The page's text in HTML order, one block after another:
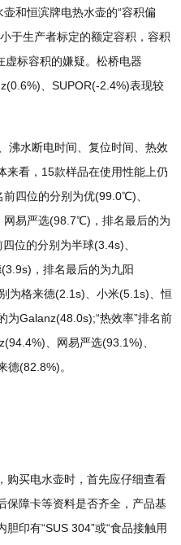
和恒滨牌电热水壶的“容积偏
于生产者标定的额定容积，容积
标容积的嫌疑。松桥电器
、SUPOR(-2.4%)表现较
水断电时间、复位时间、热效
来看，15款样品在使用性能上仍
前四位的分别为优(99.0℃)、
易严选(98.7℃)，排名最后的为
位的分别为半球(3.4s)、
，排名最后的为九阳
为格来德(2.1s)、小米(5.1s)、恒
Galanz(48.0s);“热效率”排名前
、网易严选(93.1%)、
德(82.8%)。
买电水壶时，首先应仔细查看
保障卡等资料是否齐全，产品基
印有“SUS 304”或“食品接触用